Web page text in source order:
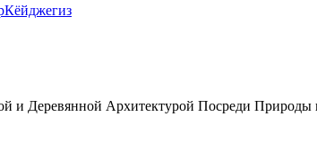
Кёйджегиз
и Деревянной Архитектурой Посреди Природы